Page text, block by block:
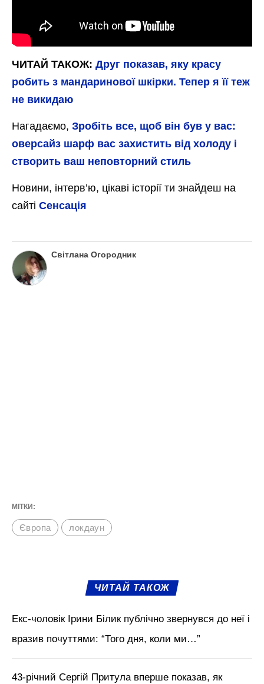
ЧИТАЙ ТАКОЖ: Друг показав, яку красу
робить з мандаринової шкірки. Тепер я її теж
не викидаю
Нагадаємо, Зробіть все, щоб він був у вас:
оверсайз шарф вас захистить від холоду і
створить ваш неповторний стиль
Новини, інтерв’ю, цікаві історії ти знайдеш на
сайті Сенсація
Світлана Огородник
МІТКИ:
Європа локдаун
ЧИТАЙ ТАКОЖ
Екс-чоловік Ірини Білик публічно звернувся до неї і
вразив почуттями: “Того дня, коли ми…”
43-річний Сергій Притула вперше показав, як